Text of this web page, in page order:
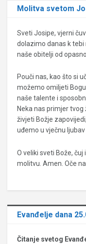
Molitva svetom
Sveti Josipe, vjerni
dolazimo danas k
naše obitelji od
Pouči nas, kao što si
možemo omiljeti
naše talente i
Neka nas primjer
živjeti Božje
uđemo u vječnu
O veliki sveti Bože, čuj
molitvu. Amen. Oče
Evanđelje dana
Čitanje svetog